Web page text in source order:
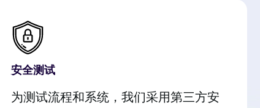
安全测试
为测试流程和系统，我们采用第三方安